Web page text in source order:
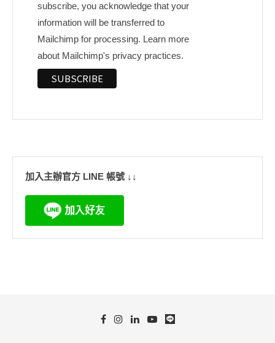
subscribe, you acknowledge that your
information will be transferred to
Mailchimp for processing. Learn more
about Mailchimp's privacy practices.
加入主辦官方 LINE 帳號 ↓↓